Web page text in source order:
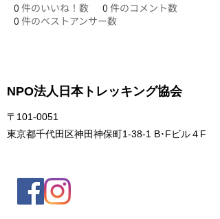
0 件のいいね！数 0 件のコメント数
0 件のベストアンサー数
NPO法人日本トレッキング協会
〒101-0051
東京都千代田区神田神保町1-38-1 B･Fビル４F